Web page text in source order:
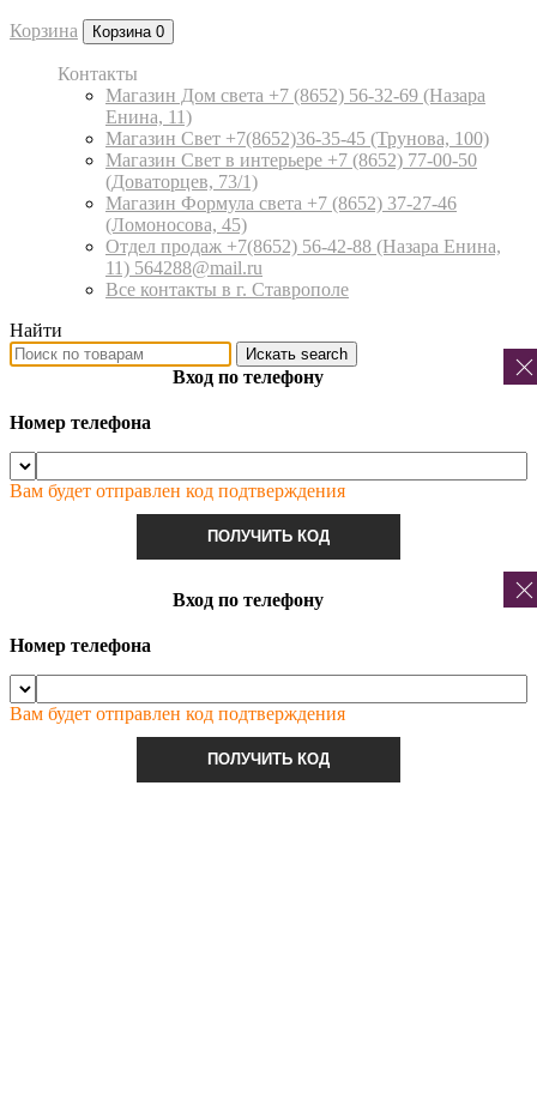
Корзина Корзина 0
Контакты
Магазин Дом света +7 (8652) 56-32-69 (Назара
Енина, 11)
Магазин Свет +7(8652)36-35-45 (Трунова, 100)
Магазин Свет в интерьере +7 (8652) 77-00-50
(Доваторцев, 73/1)
Магазин Формула света +7 (8652) 37-27-46
(Ломоносова, 45)
Отдел продаж +7(8652) 56-42-88 (Назара Енина,
11) 564288@mail.ru
Все контакты в г. Ставрополе
Найти
Искать search
Вход по телефону
Номер телефона
Вам будет отправлен код подтверждения
ПОЛУЧИТЬ КОД
Вход по телефону
Номер телефона
Вам будет отправлен код подтверждения
ПОЛУЧИТЬ КОД